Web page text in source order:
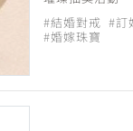
#結婚對戒 #訂
#婚嫁珠寶